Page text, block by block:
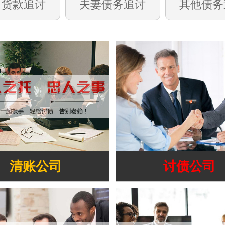
款追讨 夫妻债务追讨 其他债
清账公司 讨债公司